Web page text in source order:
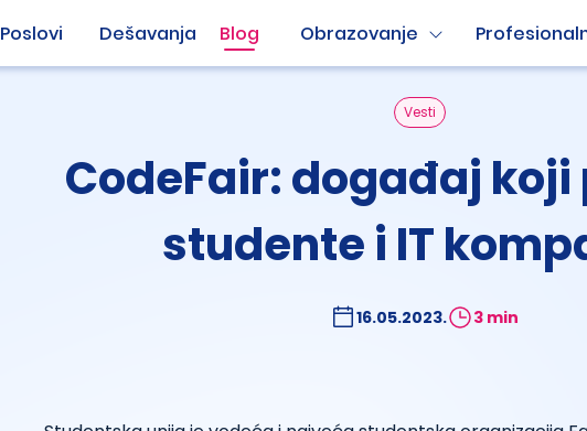
Poslovi Dešavanja Blog Obrazovanje
Vesti
CodeFair: događaj koji
studente i IT
16.05.2023. 3 min